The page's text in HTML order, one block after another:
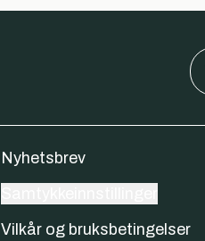
Nyhetsbrev
Vilkår og bruksbetingelser